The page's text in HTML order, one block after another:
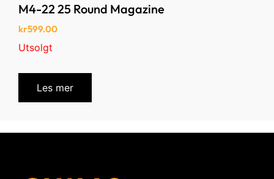
M4-22 25 Round Magazine
kr599.00
Utsolgt
Les mer